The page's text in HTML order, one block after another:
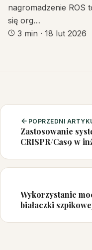
nagromadzenie ROS
się org…
3 min · 18 lut 2026
POPRZEDNI
Zastosowanie
CRISPR/Cas9 w
funkcjonalnej
Wykorzystanie
białaczki